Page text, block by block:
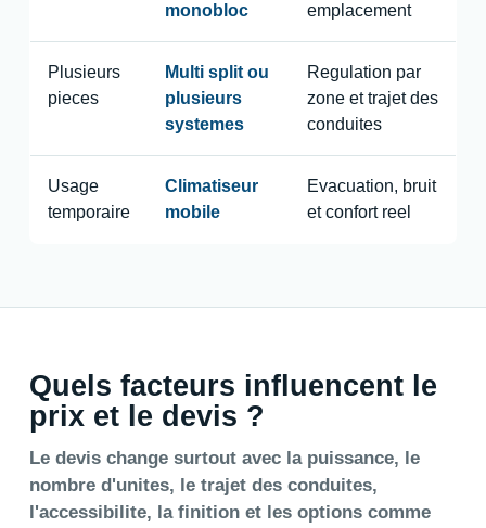
monobloc
emplacement
Plusieurs
pieces
Multi split ou
plusieurs
systemes
Regulation par
zone et trajet des
conduites
Usage
temporaire
Climatiseur
mobile
Evacuation, bruit
et confort reel
Quels facteurs influencent le
prix et le devis ?
Le devis change surtout avec la puissance, le
nombre d'unites, le trajet des conduites,
l'accessibilite, la finition et les options comme